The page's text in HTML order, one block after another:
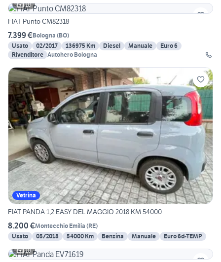
10
FIAT Punto CM82318
7.399 €Bologna (BO)
Usato
02/2017 136975 Km Diesel Manuale
Euro 6
Rivenditore Autohero Bologna
Vetrina
FIAT PANDA 1,2 EASY DEL MAGGIO 2018 KM 54000
8.200 €Montecchio Emilia (RE)
Usato
05/2018 54000 Km Benzina Manuale
Euro 6d-TEMP
10